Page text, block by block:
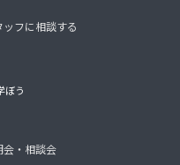
ッフに相談する
ぼう
会・相談会